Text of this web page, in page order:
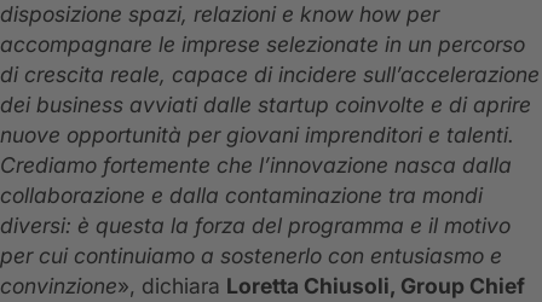
disposizione spazi, relazioni e know how per
accompagnare le imprese selezionate in un percorso
di crescita reale, capace di incidere sull’accelerazione
dei business avviati dalle startup coinvolte e di aprire
nuove opportunità per giovani imprenditori e talenti.
Crediamo fortemente che l’innovazione nasca dalla
collaborazione e dalla contaminazione tra mondi
diversi: è questa la forza del programma e il motivo
per cui continuiamo a sostenerlo con entusiasmo e
convinzione», dichiara Loretta Chiusoli, Group Chief